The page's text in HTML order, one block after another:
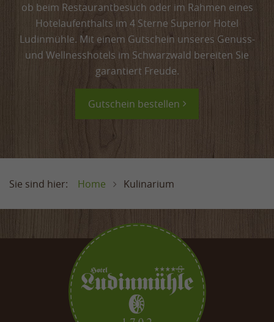
ob beim Restaurantbesuch oder im Rahmen eines
Hotelaufenthalts im 4 Sterne Superior Hotel
Ludinmühle. Mit einem Gutschein unseres Genuss-
und Wellnesshotels im Schwarzwald bereiten Sie
garantiert Freude.
Gutschein bestellen
Home Kulinarium